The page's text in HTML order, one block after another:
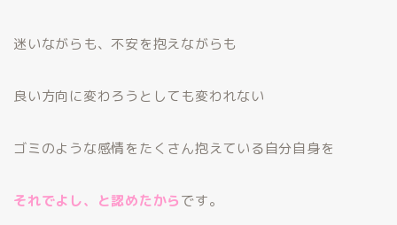
迷いながらも、不安を抱えながらも
良い方向に変わろうとしても変われない
ゴミのような感情をたくさん抱えている自分自身を
それでよし、と認めたからです。